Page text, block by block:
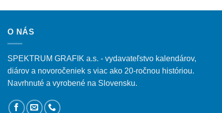
O NÁS
SPEKTRUM GRAFIK a.s. - vydavateľstvo kalendárov,
diárov a novoročeniek s viac ako 20-ročnou históriou.
Navrhnuté a vyrobené na Slovensku.